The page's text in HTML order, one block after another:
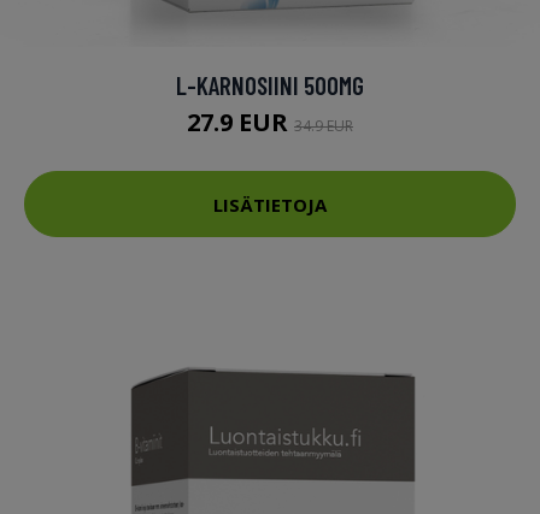
L-KARNOSIINI 500MG
27.9 EUR 34.9 EUR
LISÄTIETOJA